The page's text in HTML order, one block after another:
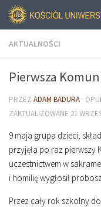
AKTUALNOŚCI
Pierwsza
PRZEZ ADAM BADURA ·
ZAKTUALIZOWANE 21
9 maja grupa dzieci,
przyjęła po raz pierwszy
uczestnictwem w
i homilię wygłosił
Przez cały rok szkolny